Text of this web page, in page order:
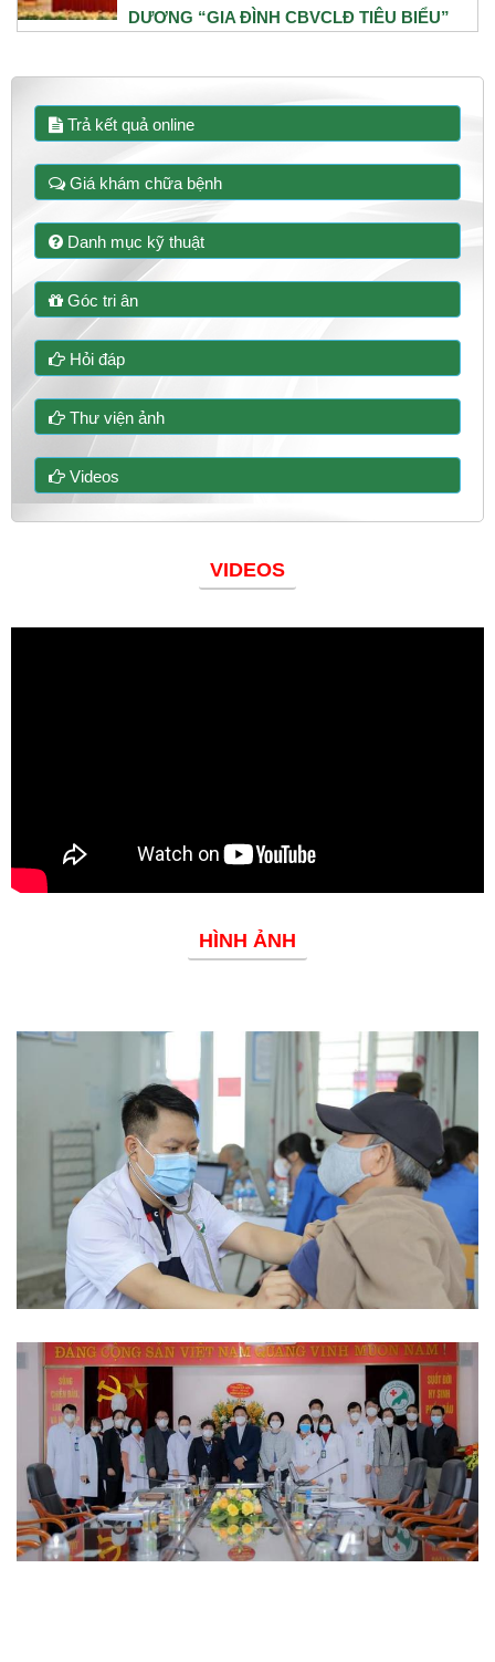
DƯƠNG “GIA ĐÌNH CBVCLĐ TIÊU BIỂU”
Trả kết quả online
Giá khám chữa bệnh
Danh mục kỹ thuật
Góc tri ân
Hỏi đáp
Thư viện ảnh
Videos
VIDEOS
HÌNH ẢNH
Phòng chống dịch bệnh